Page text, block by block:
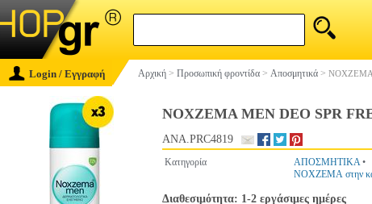
Login / Εγγραφή Αρχική > Προσωπική φροντίδα > Αποσμητικά >
NOXZEMA MEN DEO SPR
ANA.PRC4819
Κατηγορία ΑΠΟΣΜΗΤΙΚΑ•
NOXZEMA στην
Διαθεσιμότητα: 1-2 εργάσιμες ημέρες